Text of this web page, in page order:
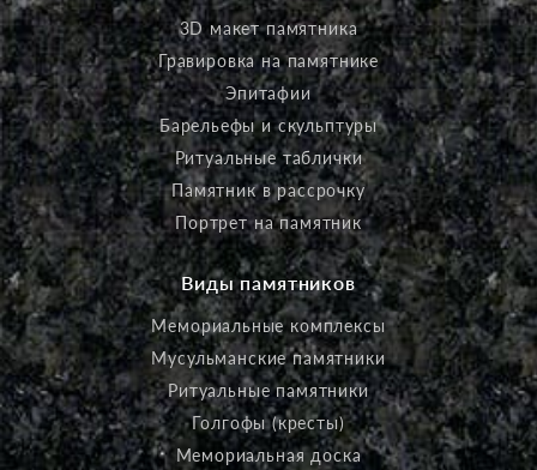
3D макет памятника
Гравировка на памятнике
Эпитафии
Барельефы и скульптуры
Ритуальные таблички
Памятник в рассрочку
Портрет на памятник
Виды памятников
Мемориальные комплексы
Мусульманские памятники
Ритуальные памятники
Голгофы (кресты)
Мемориальная доска